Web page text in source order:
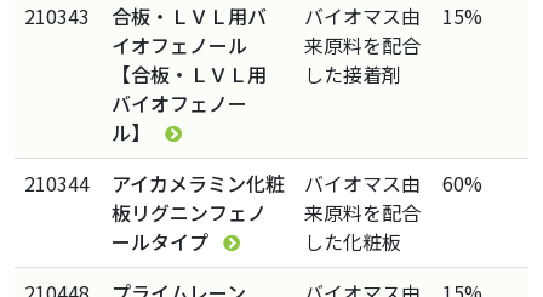
210343
合板・ＬＶＬ用バ
イオフェノール
【合板・ＬＶＬ用
バイオフェノー
ル】
バイオマス由
来原料を配合
した接着剤
15%
210344
アイカメラミン化粧
板リグニンフェノ
ールタイプ
バイオマス由
来原料を配合
した化粧板
60%